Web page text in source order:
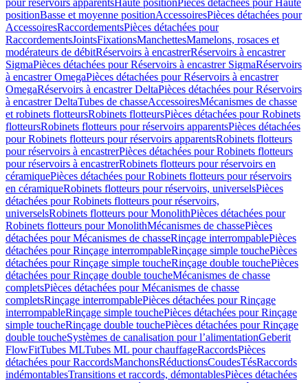
pour réservoirs apparentsHaute positionPièces détachées pour Haute
positionBasse et moyenne positionAccessoiresPièces détachées pour
AccessoiresRaccordementsPièces détachées pour
RaccordementsJointsFixationsManchettesMamelons, rosaces et
modérateurs de débitRéservoirs à encastrerRéservoirs à encastrer
SigmaPièces détachées pour Réservoirs à encastrer SigmaRéservoirs
à encastrer OmegaPièces détachées pour Réservoirs à encastrer
OmegaRéservoirs à encastrer DeltaPièces détachées pour Réservoirs
à encastrer DeltaTubes de chasseAccessoiresMécanismes de chasse
et robinets flotteursRobinets flotteursPièces détachées pour Robinets
flotteursRobinets flotteurs pour réservoirs apparentsPièces détachées
pour Robinets flotteurs pour réservoirs apparentsRobinets flotteurs
pour réservoirs à encastrerPièces détachées pour Robinets flotteurs
pour réservoirs à encastrerRobinets flotteurs pour réservoirs en
céramiquePièces détachées pour Robinets flotteurs pour réservoirs
en céramiqueRobinets flotteurs pour réservoirs, universelsPièces
détachées pour Robinets flotteurs pour réservoirs,
universelsRobinets flotteurs pour MonolithPièces détachées pour
Robinets flotteurs pour MonolithMécanismes de chassePièces
détachées pour Mécanismes de chasseRinçage interrompablePièces
détachées pour Rinçage interrompableRinçage simple touchePièces
détachées pour Rinçage simple toucheRinçage double touchePièces
détachées pour Rinçage double toucheMécanismes de chasse
completsPièces détachées pour Mécanismes de chasse
completsRinçage interrompablePièces détachées pour Rinçage
interrompableRinçage simple touchePièces détachées pour Rinçage
simple toucheRinçage double touchePièces détachées pour Rinçage
double toucheSystèmes de canalisation pour l’alimentationGeberit
FlowFitTubes MLTubes ML pour chauffageRaccordsPièces
détachées pour RaccordsManchonsRéductionsCoudesTésRaccords
indémontablesTransitions et raccords, démontablesPièces détachées